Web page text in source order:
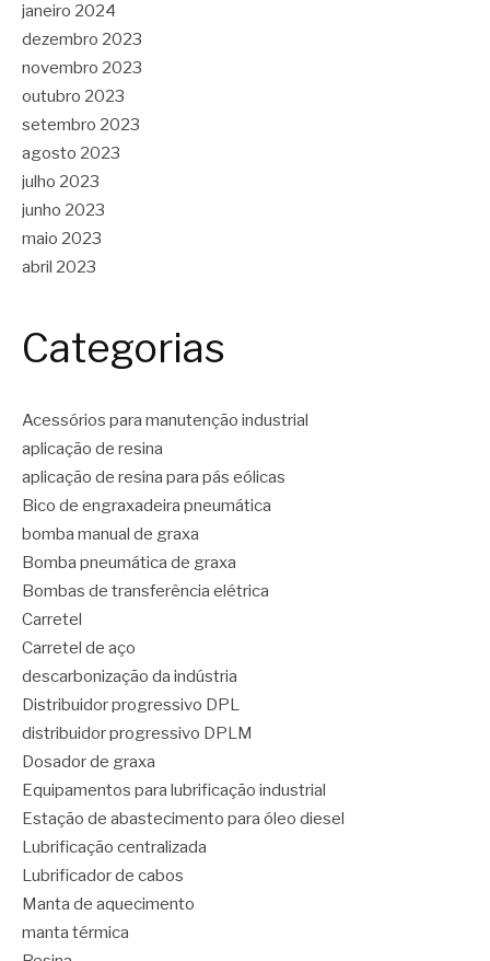
janeiro 2024
dezembro 2023
novembro 2023
outubro 2023
setembro 2023
agosto 2023
julho 2023
junho 2023
maio 2023
abril 2023
Categorias
Acessórios para manutenção industrial
aplicação de resina
aplicação de resina para pás eólicas
Bico de engraxadeira pneumática
bomba manual de graxa
Bomba pneumática de graxa
Bombas de transferência elétrica
Carretel
Carretel de aço
descarbonização da indústria
Distribuidor progressivo DPL
distribuidor progressivo DPLM
Dosador de graxa
Equipamentos para lubrificação industrial
Estação de abastecimento para óleo diesel
Lubrificação centralizada
Lubrificador de cabos
Manta de aquecimento
manta térmica